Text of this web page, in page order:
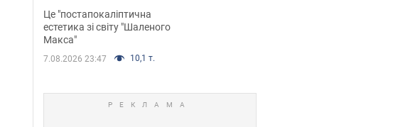
російських FPV-дронів.
Фото
Це "постапокаліптична
естетика зі світу "Шаленого
Макса"
7.08.2026 23:47 10,1 т.